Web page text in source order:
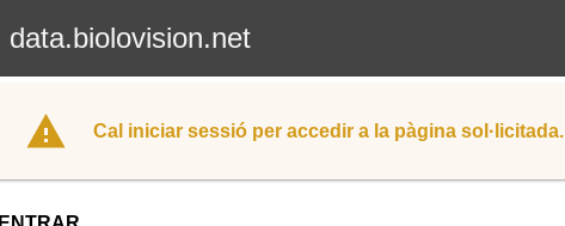
data.biolovision.net
Cal iniciar sessió per accedir a la pàgina sol·licitada.